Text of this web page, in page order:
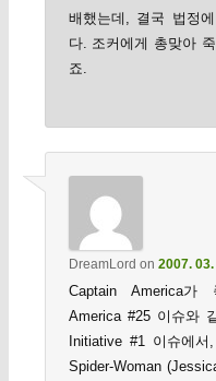
배했는데, 결국 법정
다. 조커에게 총맞아
죠.
DreamLord on 2007.
Captain America가
America #25 이슈와
Initiative #1 이슈에
Spider-Woman